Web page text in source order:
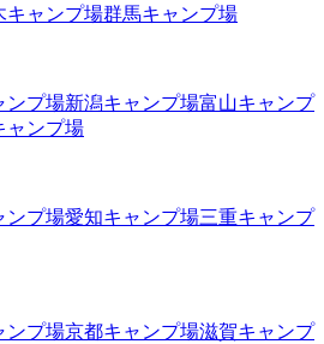
キャンプ場群馬キャンプ場
ンプ場新潟キャンプ場富山キャンプ
ャンプ場
ンプ場愛知キャンプ場三重キャンプ
ンプ場京都キャンプ場滋賀キャンプ